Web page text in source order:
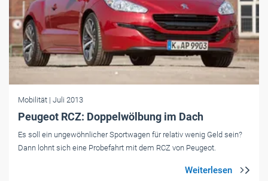
Mobilität | Juli 2013
Peugeot RCZ: Doppelwölbung im Dach
Es soll ein ungewöhnlicher Sportwagen für relativ wenig Geld sein?
Dann lohnt sich eine Probefahrt mit dem RCZ von Peugeot.